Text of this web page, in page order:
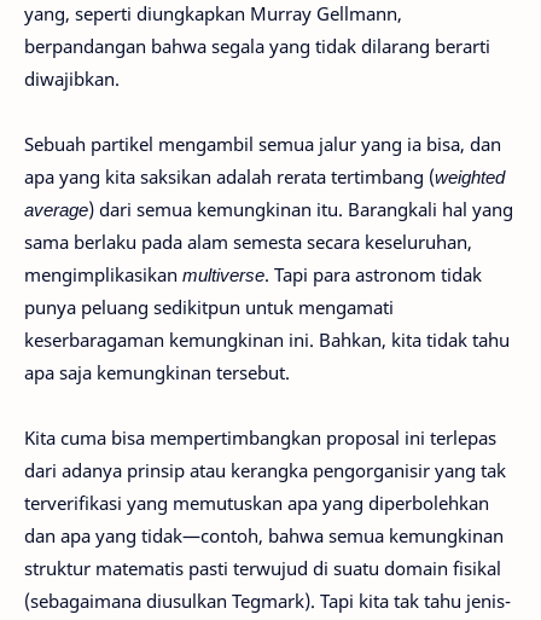
yang, seperti diungkapkan Murray Gellmann,
berpandangan bahwa segala yang tidak dilarang berarti
diwajibkan.
Sebuah partikel mengambil semua jalur yang ia bisa, dan
apa yang kita saksikan adalah rerata tertimbang (weighted
average) dari semua kemungkinan itu. Barangkali hal yang
sama berlaku pada alam semesta secara keseluruhan,
mengimplikasikan multiverse. Tapi para astronom tidak
punya peluang sedikitpun untuk mengamati
keserbaragaman kemungkinan ini. Bahkan, kita tidak tahu
apa saja kemungkinan tersebut.
Kita cuma bisa mempertimbangkan proposal ini terlepas
dari adanya prinsip atau kerangka pengorganisir yang tak
terverifikasi yang memutuskan apa yang diperbolehkan
dan apa yang tidak—contoh, bahwa semua kemungkinan
struktur matematis pasti terwujud di suatu domain fisikal
(sebagaimana diusulkan Tegmark). Tapi kita tak tahu jenis-